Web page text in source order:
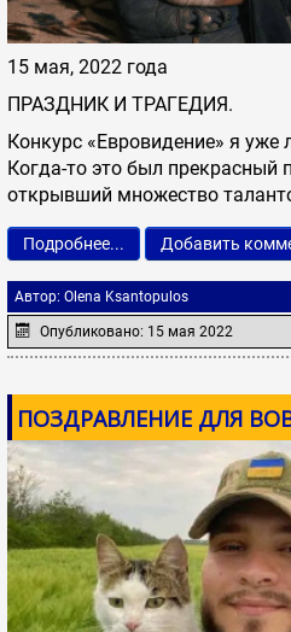
15 мая, 2022 года
ПРАЗДНИК И ТРАГЕДИЯ.
Конкурс «Евровидение» я уже
Когда-то это был прекрасный
открывший множество
Подробнее... Добавить
Автор: Olena Ksantopulos
Опубликовано: 15 мая 2022
ПОЗДРАВЛЕНИЕ ДЛЯ